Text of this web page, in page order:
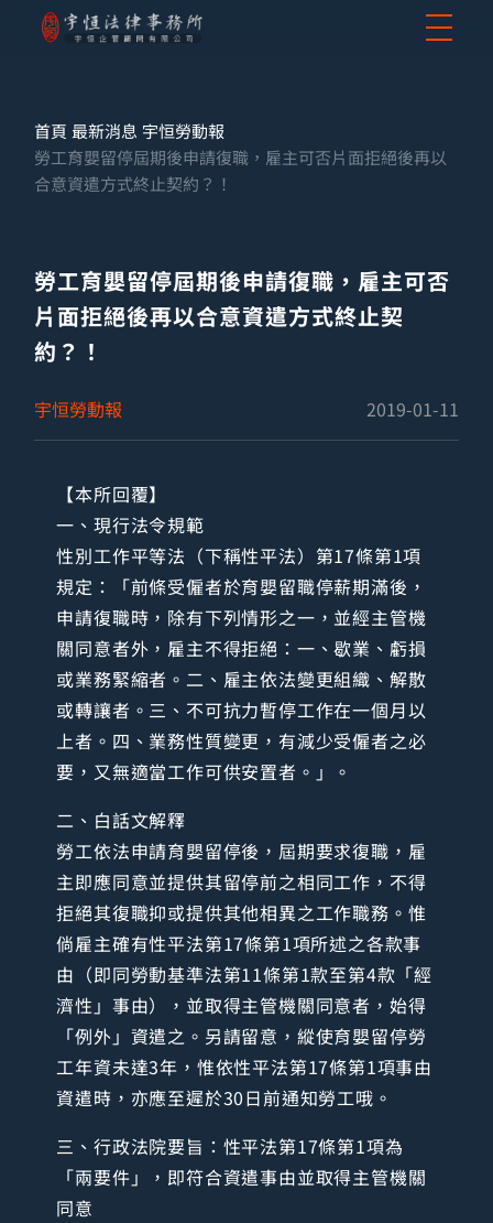
首頁 最新消息 宇恒勞動報
勞工育嬰留停屆期後申請復職，雇主可否片面拒絕後再以
合意資遣方式終止契約？！
勞工育嬰留停屆期後申請復職，雇主可否
片面拒絕後再以合意資遣方式終止契
約？！
宇恒勞動報 2019-01-11
【本所回覆】
一、現行法令規範
性別工作平等法（下稱性平法）第17條第1項
規定：「前條受僱者於育嬰留職停薪期滿後，
申請復職時，除有下列情形之一，並經主管機
關同意者外，雇主不得拒絕：一、歇業、虧損
或業務緊縮者。二、雇主依法變更組織、解散
或轉讓者。三、不可抗力暫停工作在一個月以
上者。四、業務性質變更，有減少受僱者之必
要，又無適當工作可供安置者。」。
二、白話文解釋
勞工依法申請育嬰留停後，屆期要求復職，雇
主即應同意並提供其留停前之相同工作，不得
拒絕其復職抑或提供其他相異之工作職務。惟
倘雇主確有性平法第17條第1項所述之各款事
由（即同勞動基準法第11條第1款至第4款「經
濟性」事由），並取得主管機關同意者，始得
「例外」資遣之。另請留意，縱使育嬰留停勞
工年資未達3年，惟依性平法第17條第1項事由
資遣時，亦應至遲於30日前通知勞工哦。
三、行政法院要旨：性平法第17條第1項為
「兩要件」，即符合資遣事由並取得主管機關
同意